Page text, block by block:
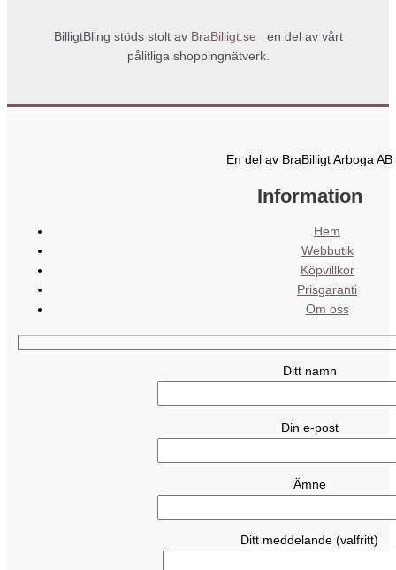
BilligtBling stöds stolt av BraBilligt.se
en del av vårt
pålitliga shoppingnätverk.
En del av BraBilligt Arboga AB
Information
Hem
Webbutik
Köpvillkor
Prisgaranti
Om oss
Ditt namn
Din e-post
Ämne
Ditt meddelande (valfritt)